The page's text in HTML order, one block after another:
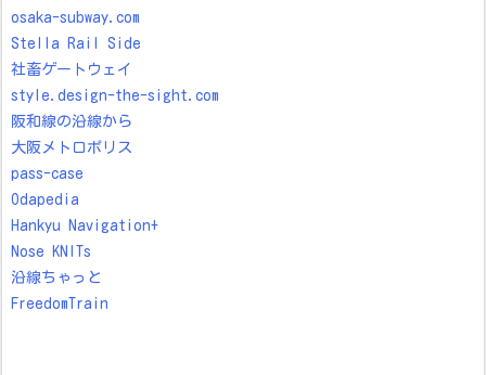
osaka-subway.com
Stella Rail Side
社畜ゲートウェイ
style.design-the-sight.com
阪和線の沿線から
大阪メトロポリス
pass-case
Odapedia
Hankyu Navigation+
Nose KNITs
沿線ちゃっと
FreedomTrain